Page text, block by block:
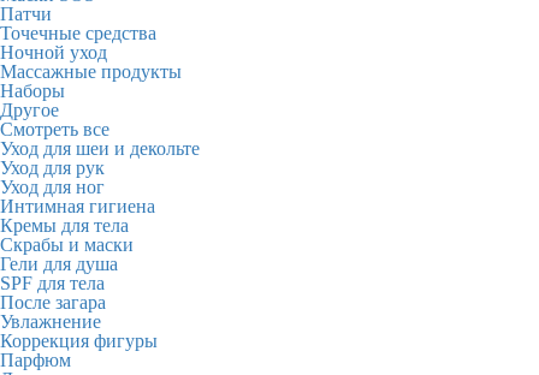
Патчи
Точечные средства
Ночной уход
Массажные продукты
Наборы
Другое
Смотреть все
Уход для шеи и декольте
Уход для рук
Уход для ног
Интимная гигиена
Кремы для тела
Скрабы и маски
Гели для душа
SPF для тела
После загара
Увлажнение
Коррекция фигуры
Парфюм